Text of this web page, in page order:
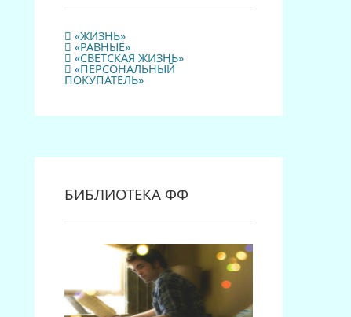
«ЖИЗНЬ»
«РАВНЫЕ»
«СВЕТСКАЯ ЖИЗНЬ»
«ПЕРСОНАЛЬНЫЙ
ПОКУПАТЕЛЬ»
БИБЛИОТЕКА ФФ